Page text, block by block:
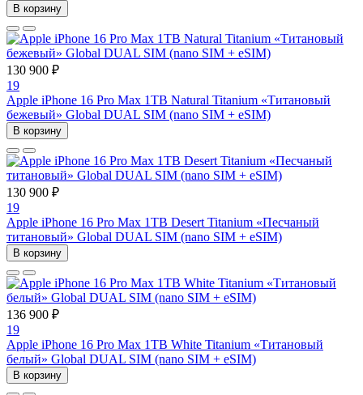
В корзину
130 900 ₽
19
Apple iPhone 16 Pro Max 1TB Natural Titanium «Tитановый
бежевый» Global DUAL SIM (nano SIM + eSIM)
В корзину
130 900 ₽
19
Apple iPhone 16 Pro Max 1TB Desert Titanium «Песчаный
титановый» Global DUAL SIM (nano SIM + eSIM)
В корзину
136 900 ₽
19
Apple iPhone 16 Pro Max 1TB White Titanium «Титановый
белый» Global DUAL SIM (nano SIM + eSIM)
В корзину